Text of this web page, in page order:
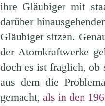
ihre Gläubiger mit
darüber
Gläubiger sitzen.
der Atomkraftwerke
doch es ist fraglich, ob
aus dem die
gemacht, als in den